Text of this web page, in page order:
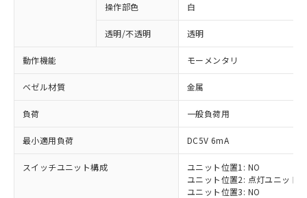
操作部色 白
透明/不透明 透明
動作機能 モーメンタリ
ベゼル材質 金属
負荷 一般負荷用
最小適用負荷 DC5V 6mA
スイッチユニット構成
ユニット位置1: NO
ユニット位置2: 点灯ユニット
ユニット位置3: NO